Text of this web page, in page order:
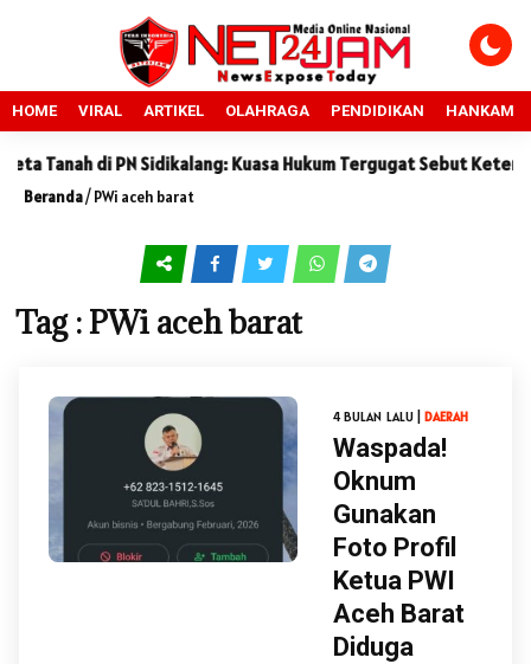
HOME VIRAL ARTIKEL OLAHRAGA PENDIDIKAN HANKAM
Tanah di PN Sidikalang: Kuasa Hukum Tergugat Sebut
Beranda/PWi aceh barat
Tag : PWi aceh barat
4 BULAN LALU | DAERAH
Waspada!
Oknum
Gunakan
Foto Profil
Ketua PWI
Aceh Barat
Diduga